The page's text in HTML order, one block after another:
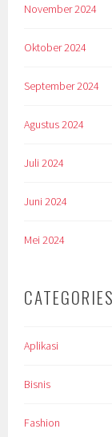
November 2024
Oktober 2024
September 2024
Agustus 2024
Juli 2024
Juni 2024
Mei 2024
CATEGORIES
Aplikasi
Bisnis
Fashion